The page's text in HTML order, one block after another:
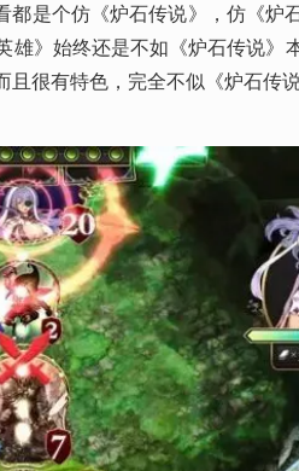
是个仿《炉石传说》，仿《炉
》始终还是不如《炉石传说》
很有特色，完全不似《炉石传说